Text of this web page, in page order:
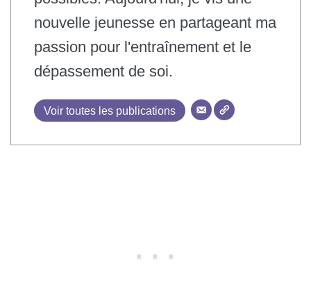
nouvelle jeunesse en partageant ma
passion pour l'entraînement et le
dépassement de soi.
Voir toutes les publications